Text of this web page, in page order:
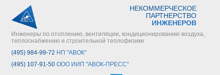
НЕКОММЕРЧЕСКОЕ
ПАРТНЕРСТВО
ИНЖЕНЕРОВ
Инженеры по отоплению, вентиляции, кондиционированию воздуха,
теплоснабжению и строительной теплофизике
(495) 984-99-72 НП "АВОК"
(495) 107-91-50 ООО ИИП "АВОК-ПРЕСС"